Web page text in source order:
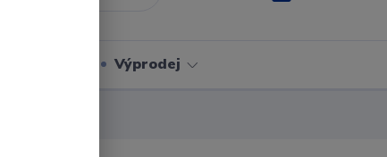
Výprodej